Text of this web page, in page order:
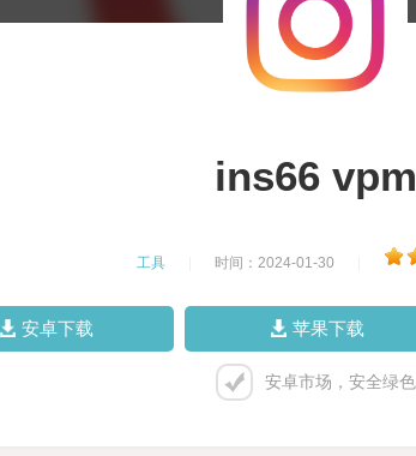
ins66 vpm
工具 时间：2024-01-30
安卓下载 苹果下载
安卓市场，安全绿色